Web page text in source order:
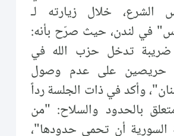
الشرع، خلال زيارته لـ
في لندن، حيث صرّح بأنه:
تدخل حزب الله في
حريصين على عدم وصول
وأكد في ذات الجلسة رداً
بالحدود والسلاح: "من
السورية أن تحمي حدودها"،